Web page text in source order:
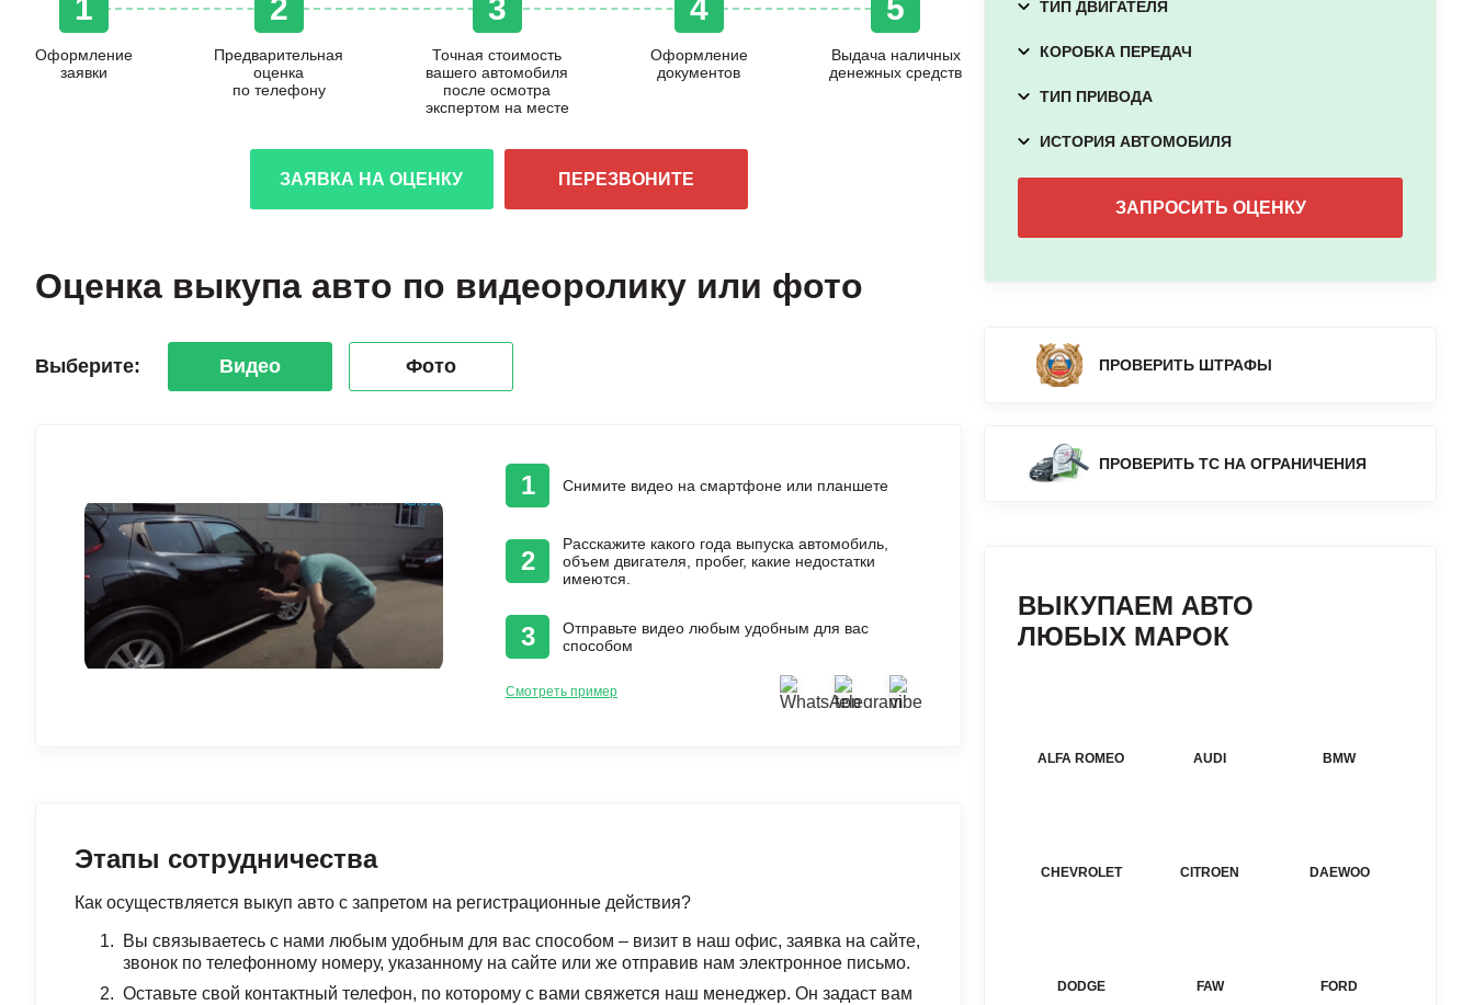
1
Оформление
заявки
2
Предварительная
оценка
по телефону
3
Точная стоимость
вашего автомобиля
после осмотра
экспертом на месте
4
Оформление
документов
5
Выдача наличных
денежных средств
ЗАЯВКА НА ОЦЕНКУ ПЕРЕЗВОНИТЕ
Оценка выкупа авто по видеоролику или фото
Выберите: Видео Фото
1 Снимите видео на смартфоне или планшете
2
Расскажите какого года выпуска автомобиль,
объем двигателя, пробег, какие недостатки
имеются.
3
Отправьте видео любым удобным для вас
способом
Смотреть пример
Этапы сотрудничества
Как осуществляется выкуп авто с запретом на регистрационные действия?
Вы связываетесь с нами любым удобным для вас способом – визит в наш офис, заявка на сайте,
звонок по телефонному номеру, указанному на сайте или же отправив нам электронное письмо.
Оставьте свой контактный телефон, по которому с вами свяжется наш менеджер. Он задаст вам
ТИП ДВИГАТЕЛЯ
КОРОБКА ПЕРЕДАЧ
ТИП ПРИВОДА
ИСТОРИЯ АВТОМОБИЛЯ
ПРОВЕРИТЬ ШТРАФЫ
ПРОВЕРИТЬ ТС НА ОГРАНИЧЕНИЯ
ВЫКУПАЕМ АВТО
ЛЮБЫХ МАРОК
ALFA ROMEO AUDI BMW
CHEVROLET CITROEN DAEWOO
DODGE FAW FORD